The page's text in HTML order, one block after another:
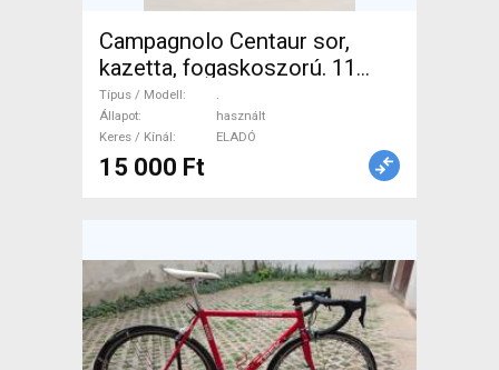
Campagnolo Centaur sor,
kazetta, fogaskoszorú. 11
speed, 11-29t. . Országúti /
Gravel / Triatlon Alkatrész,
Országúti Hajtásrendszer
használt ELADÓ
Típus / Modell
.
Állapot
használt
Keres / Kínál
ELADÓ
15 000 Ft